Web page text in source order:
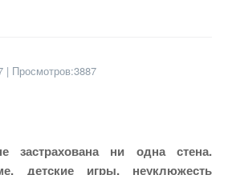
| Просмотров:3887
застрахована ни одна стена.
детские игры, неуклюжесть